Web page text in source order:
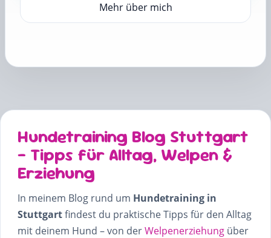
Mehr über mich
Hundetraining Blog Stuttgart
– Tipps für Alltag, Welpen &
Erziehung
In meinem Blog rund um Hundetraining in
Stuttgartfindest du praktische Tipps für den Alltag
mit deinem Hund – von derWelpenerziehung über